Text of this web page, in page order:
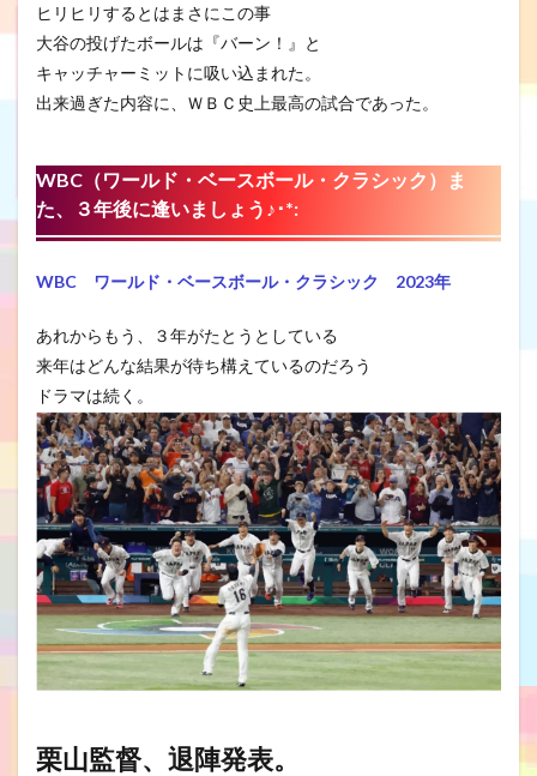
ヒリヒリするとはまさにこの事
大谷の投げたボールは『バーン！』と
キャッチャーミットに吸い込まれた。
出来過ぎた内容に、ＷＢＣ史上最高の試合であった。
WBC（ワールド・ベースボール・クラシック ）ま
た、３年後に逢いましょう♪･*:
WBC ワールド・ベースボール・クラシック 2023年
あれからもう、３年がたとうとしている
来年はどんな結果が待ち構えているのだろう
ドラマは続く。
栗山監督、退陣発表。